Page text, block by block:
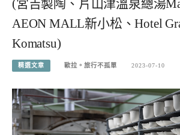
(宮吉製陶、片山津溫泉總湯
AEON MALL新小松、Hotel
Komatsu)
精選文章 歐拉。旅行不孤單 2023-07-10